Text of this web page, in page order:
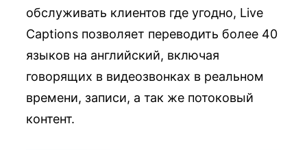
обслуживать клиентов где угодно, Live
Captions позволяет переводить более 40
языков на английский, включая
говорящих в видеозвонках в реальном
времени, записи, а так же потоковый
контент.